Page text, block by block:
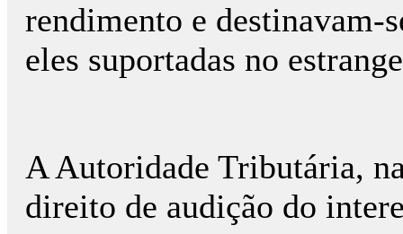
rendimento e destinavam-
eles suportadas no
A Autoridade Tributária,
direito de audição do